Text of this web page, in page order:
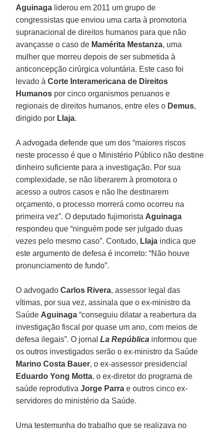
Aguinaga liderou em 2011 um grupo de
congressistas que enviou uma carta à promotoria
supranacional de direitos humanos para que não
avançasse o caso de Mamérita Mestanza, uma
mulher que morreu depois de ser submetida à
anticoncepção cirúrgica voluntária. Este caso foi
levado àCorte Interamericana de Direitos
Humanos por cinco organismos peruanos e
regionais de direitos humanos, entre eles o Demus,
dirigido por Llaja.
A advogada defende que um dos “maiores riscos
neste processo é que o Ministério Público não destine
dinheiro suficiente para a investigação. Por sua
complexidade, se não liberarem à promotora o
acesso a outros casos e não lhe destinarem
orçamento, o processo morrerá como ocorreu na
primeira vez”. O deputado fujimorista Aguinaga
respondeu que “ninguém pode ser julgado duas
vezes pelo mesmo caso”. Contudo, Llaja indica que
este argumento de defesa é incorreto: “Não houve
pronunciamento de fundo”.
O advogadoCarlos Rivera, assessor legal das
vítimas, por sua vez, assinala que o ex-ministro da
Saúde Aguinaga “conseguiu dilatar a reabertura da
investigação fiscal por quase um ano, com meios de
defesa ilegais”. O jornalLa República informou que
os outros investigados serão o ex-ministro da Saúde
Marino Costa Bauer, o ex-assessor presidencial
Eduardo Yong Motta, o ex-diretor do programa de
saúde reprodutivaJorge Parra e outros cinco ex-
servidores do ministério da Saúde.
Uma testemunha do trabalho que se realizava no